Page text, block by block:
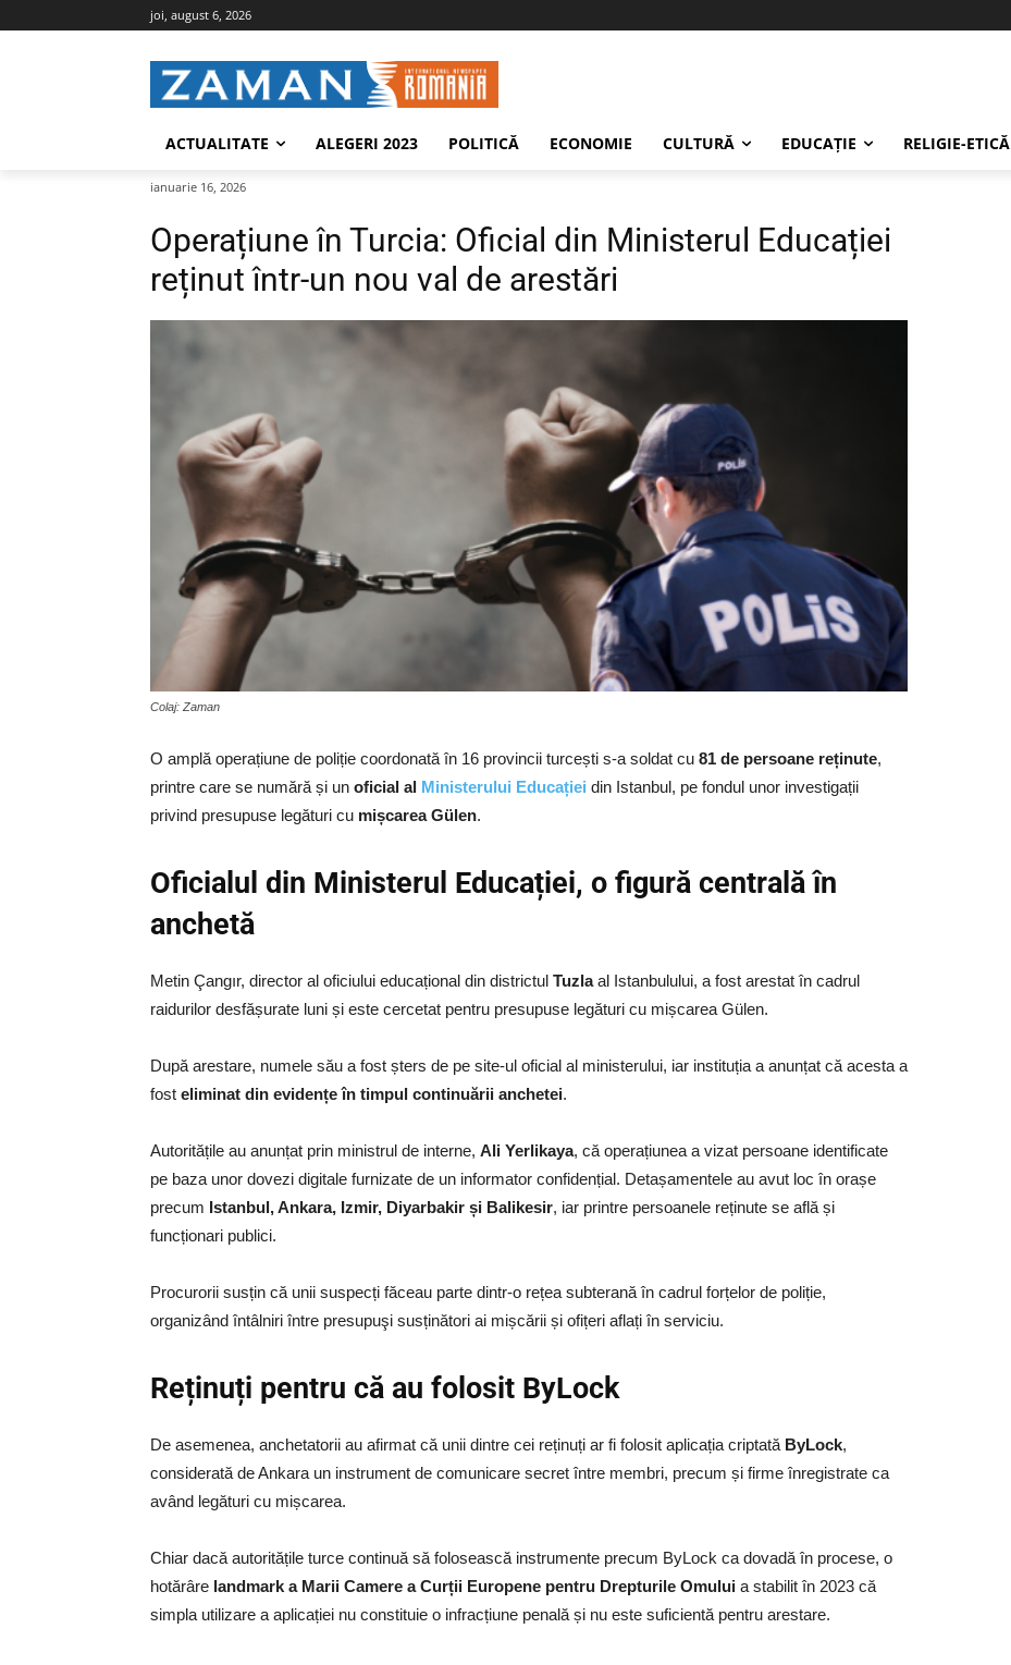
joi, august 6, 2026
ACTUALITATE ALEGERI 2023 POLITICĂ ECONOMIE CULTURĂ EDUCAŢIE RELIGIE-ETICĂ
ianuarie 16, 2026
Operațiune în Turcia: Oficial din Ministerul Educației
reținut într-un nou val de arestări
Colaj: Zaman
O amplă operațiune de poliție coordonată în 16 provincii turcești s‑a soldat cu 81 de persoane reținute,
printre care se numără și un oficial al Ministerului Educației din Istanbul, pe fondul unor investigații
privind presupuse legături cu mișcarea Gülen.
Oficialul din Ministerul Educației, o figură centrală în
anchetă
Metin Çangır, director al oficiului educațional din districtul Tuzlaal Istanbulului, a fost arestat în cadrul
raidurilor desfășurate luni și este cercetat pentru presupuse legături cu mișcarea Gülen.
După arestare, numele său a fost șters de pe site‑ul oficial al ministerului, iar instituția a anunțat că acesta a
fost eliminat din evidențe în timpul continuării anchetei.
Autoritățile au anunțat prin ministrul de interne, Ali Yerlikaya, că operațiunea a vizat persoane identificate
pe baza unor dovezi digitale furnizate de un informator confidențial. Detașamentele au avut loc în orașe
precum Istanbul, Ankara, Izmir, Diyarbakir și Balikesir, iar printre persoanele reținute se află și
funcționari publici.
Procurorii susțin că unii suspecți făceau parte dintr‑o rețea subterană în cadrul forțelor de poliție,
organizând întâlniri între presupuşi susținători ai mișcării și ofițeri aflați în serviciu.
Reținuți pentru că au folosit ByLock
De asemenea, anchetatorii au afirmat că unii dintre cei reținuți ar fi folosit aplicația criptată ByLock,
considerată de Ankara un instrument de comunicare secret între membri, precum și firme înregistrate ca
având legături cu mișcarea.
Chiar dacă autoritățile turce continuă să folosească instrumente precum ByLock ca dovadă în procese, o
hotărâre landmark a Marii Camere a Curții Europene pentru Drepturile Omului a stabilit în 2023 că
simpla utilizare a aplicației nu constituie o infracțiune penală și nu este suficientă pentru arestare.